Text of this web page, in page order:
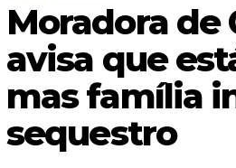
Moradora de
avisa que
mas família
sequestro